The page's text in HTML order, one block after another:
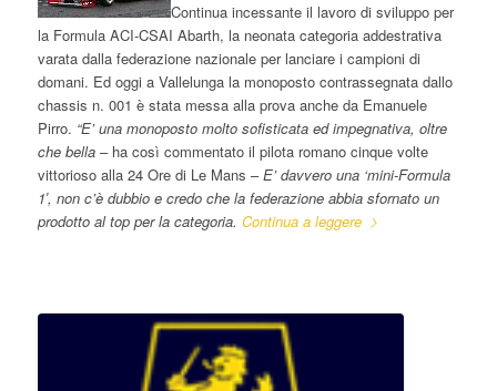
Continua incessante il lavoro di sviluppo per
la Formula ACI-CSAI Abarth, la neonata categoria addestrativa
varata dalla federazione nazionale per lanciare i campioni di
domani. Ed oggi a Vallelunga la monoposto contrassegnata dallo
chassis n. 001 è stata messa alla prova anche da Emanuele
Pirro. “E’ una monoposto molto sofisticata ed impegnativa, oltre
che bella– ha così commentato il pilota romano cinque volte
vittorioso alla 24 Ore di Le Mans –E’ davvero una ‘mini-Formula
1′, non c’è dubbio e credo che la federazione abbia sfornato un
prodotto al top per la categoria. Continua a leggere